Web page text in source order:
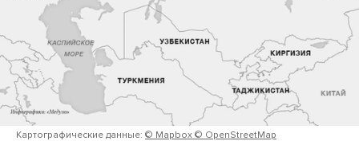
Картографические данные: © Mapbox © OpenStreetMap